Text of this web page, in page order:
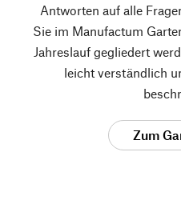
Antworten auf alle
Sie im Manufactum
Jahreslauf gegliedert
leicht verständlich
Zum